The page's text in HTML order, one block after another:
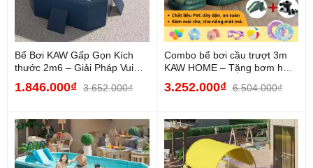
Đáy bể: Đáy dày
Bể Bơi KAW Gấp Gọn Kích
thước 2m6 – Giải Pháp Vui
Chơi Mùa Hè...
1.846.000₫ 3.652.000₫
Combo bể bơi cầu trượt 3m
KAW HOME – Tặng bơm hơi,
3.252.000₫ 6.504.000₫